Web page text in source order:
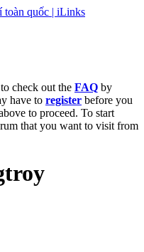
check out the FAQ by
have to register before you
to proceed. To start
that you want to visit from